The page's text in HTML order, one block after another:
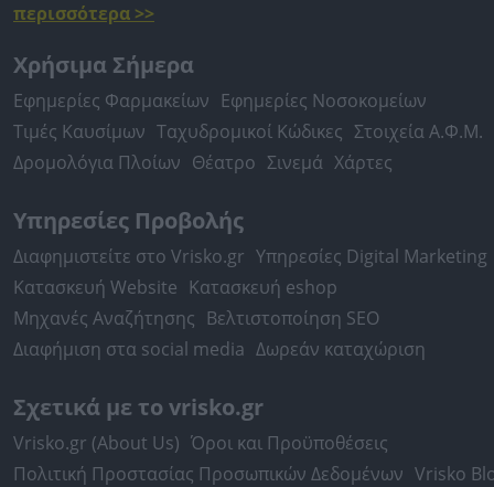
περισσότερα >>
Χρήσιμα Σήμερα
Εφημερίες Φαρμακείων Εφημερίες Νοσοκομείων
Τιμές Καυσίμων Ταχυδρομικοί Κώδικες Στοιχεία Α.Φ.Μ.
Δρομολόγια Πλοίων Θέατρο Σινεμά Χάρτες
Υπηρεσίες Προβολής
Διαφημιστείτε στο Vrisko.gr Υπηρεσίες Digital Marketing
Κατασκευή Website Κατασκευή eshop
Μηχανές Αναζήτησης Βελτιστοποίηση SEO
Διαφήμιση στα social media Δωρεάν καταχώριση
Σχετικά με το vrisko.gr
Vrisko.gr (About Us) Όροι και Προϋποθέσεις
Πολιτική Προστασίας Προσωπικών Δεδομένων Vrisko